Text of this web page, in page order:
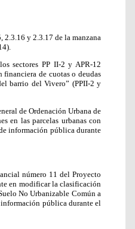
2.3.16 y 2.3.17 de la manzana
sectores PP II-2 y APR-12
de cuotas o deudas
barrio del Vivero” (PPII-2 y
de Ordenación Urbana de
en las parcelas urbanas con
información pública durante
número 11 del Proyecto
en modificar la clasificación
No Urbanizable Común a
pública durante el